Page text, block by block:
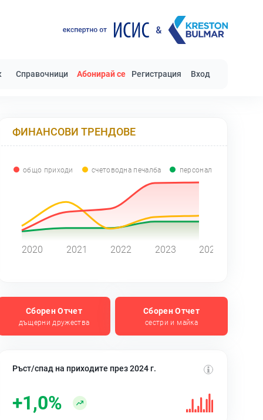
Справочници Абонирай се Регистрация Вход
ФИНАНСОВИ ТРЕНДОВЕ
общо приходи счетоводна печалба персонал
2020 2021 2022 2023 2024
Сборен Отчет
дъщерни дружества
Сборен Отчет
сестри и майка
Ръст/спад на приходите през 2024 г.
+1,0%